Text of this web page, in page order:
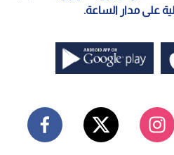
على مدار الساعة.